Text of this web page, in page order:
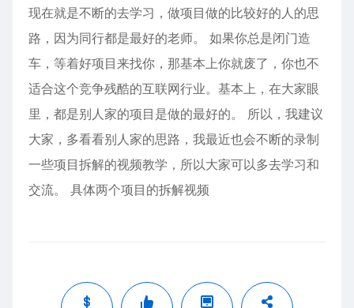
现在就是不断的去学习，做项目做的比较好的人的思
路，因为同行都是最好的老师。 如果你总是闭门造
车，等着好项目来找你，那基本上你就废了，你也不
适合这个竞争残酷的互联网行业。基本上，在大家眼
里，都是别人家的项目是做的最好的。 所以，我建议
大家，多看看别人家的思路，我最近也会不断的录制
一些项目拆解的视频教学，所以大家可以多去学习和
交流。 具体两个项目的拆解视频